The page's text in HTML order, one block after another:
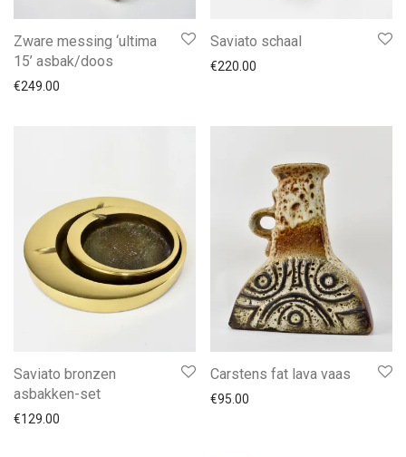
Zware messing ‘ultima
15’ asbak/doos
€249.00
Saviato schaal
€220.00
Saviato bronzen
asbakken-set
€129.00
Carstens fat lava vaas
€95.00